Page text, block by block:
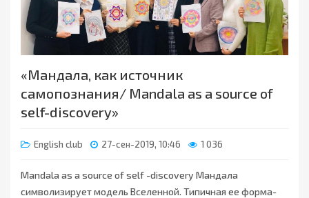
«Мандала, как источник
самопознания/ Mandala as a source of
self-discovery»
English club 27-сен-2019, 10:46 1 036
Mandala as a source of self -discovery Мандала
символизирует модель Вселенной. Типичная ее форма-